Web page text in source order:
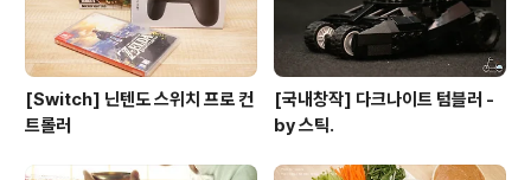
[Switch] 닌텐도 스위치 프로 컨
트롤러
[국내창작] 다크나이트 텀블러 -
by 스틱.